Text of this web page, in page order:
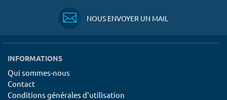
NOUS ENVOYER UN MAIL
INFORMATIONS
Qui sommes-nous
Contact
Conditions générales d'utilisation